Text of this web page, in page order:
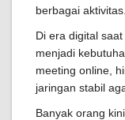
berbagai aktivitas.
Di era digital
menjadi
meeting online,
jaringan stabil
Banyak orang